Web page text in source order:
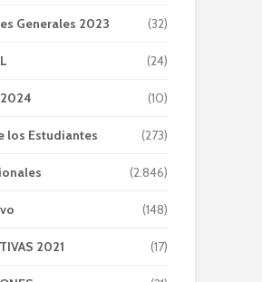
Generales 2023 (32)
(24)
(10)
los Estudiantes (273)
(2.846)
(148)
2021 (17)